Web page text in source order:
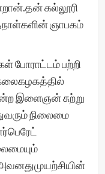
கல்லூரி
ஞாபகம்
போராட்டம் பற்றி
இளைஞன் சுற்று
நிலைமை